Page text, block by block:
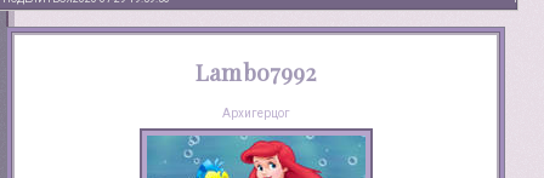
Lambo7992
Архигерцог